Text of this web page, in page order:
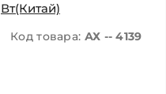
Вт(Китай)
Код товара: АХ -- 4139